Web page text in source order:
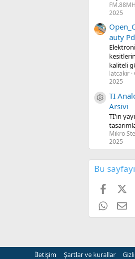
2025
auty
kaliteli
latcakir
2025
Kaynak
TI
Arsivi
TI'in
Mikro
2025
Bu
E-
İletişim Şartlar ve kurallar